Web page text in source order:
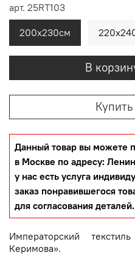
арт. 25RT103
В
Данный товар вы можете
в Москве по адресу:
у нас есть услуга
заказ понравившегося
для согласования деталей.
200х230см
Императорский
Керимова».